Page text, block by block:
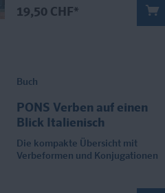
19,50 CHF*
Buch
PONS Verben auf einen
Blick Italienisch
Die kompakte Übersicht mit
Verbeformen und Konjugationen